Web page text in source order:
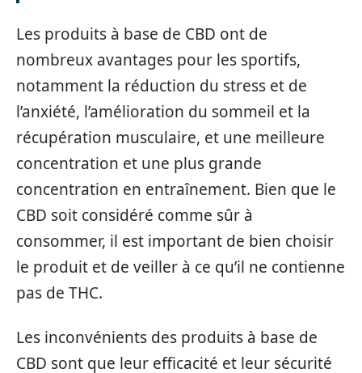
Les produits à base de CBD ont de
nombreux avantages pour les sportifs,
notamment la réduction du stress et de
l’anxiété, l’amélioration du sommeil et la
récupération musculaire, et une meilleure
concentration et une plus grande
concentration en entraînement. Bien que le
CBD soit considéré comme sûr à
consommer, il est important de bien choisir
le produit et de veiller à ce qu’il ne contienne
pas de THC.
Les inconvénients des produits à base de
CBD sont que leur efficacité et leur sécurité